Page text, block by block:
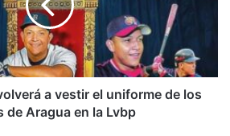
a vestir el uniforme de los
de Aragua en la Lvbp